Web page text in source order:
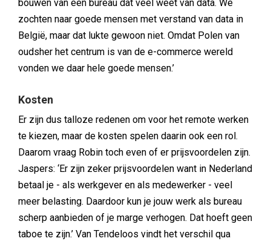
bouwen van een bureau dat veel weet van data. We
zochten naar goede mensen met verstand van data in
België, maar dat lukte gewoon niet. Omdat Polen van
oudsher het centrum is van de e-commerce wereld
vonden we daar hele goede mensen.’
Kosten
Er zijn dus talloze redenen om voor het remote werken
te kiezen, maar de kosten spelen daarin ook een rol.
Daarom vraag Robin toch even of er prijsvoordelen zijn.
Jaspers: ‘Er zijn zeker prijsvoordelen want in Nederland
betaal je - als werkgever en als medewerker - veel
meer belasting. Daardoor kun je jouw werk als bureau
scherp aanbieden of je marge verhogen. Dat hoeft geen
taboe te zijn.’ Van Tendeloos vindt het verschil qua